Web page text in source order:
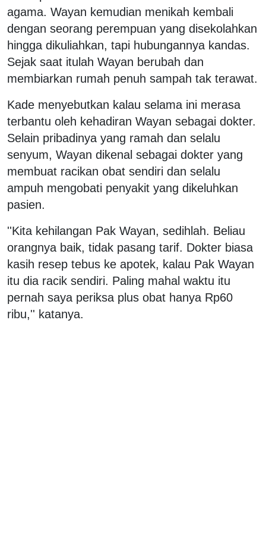
agama. Wayan kemudian menikah kembali
dengan seorang perempuan yang disekolahkan
hingga dikuliahkan, tapi hubungannya kandas.
Sejak saat itulah Wayan berubah dan
membiarkan rumah penuh sampah tak terawat.
Kade menyebutkan kalau selama ini merasa
terbantu oleh kehadiran Wayan sebagai dokter.
Selain pribadinya yang ramah dan selalu
senyum, Wayan dikenal sebagai dokter yang
membuat racikan obat sendiri dan selalu
ampuh mengobati penyakit yang dikeluhkan
pasien.
''Kita kehilangan Pak Wayan, sedihlah. Beliau
orangnya baik, tidak pasang tarif. Dokter biasa
kasih resep tebus ke apotek, kalau Pak Wayan
itu dia racik sendiri. Paling mahal waktu itu
pernah saya periksa plus obat hanya Rp60
ribu,'' katanya.